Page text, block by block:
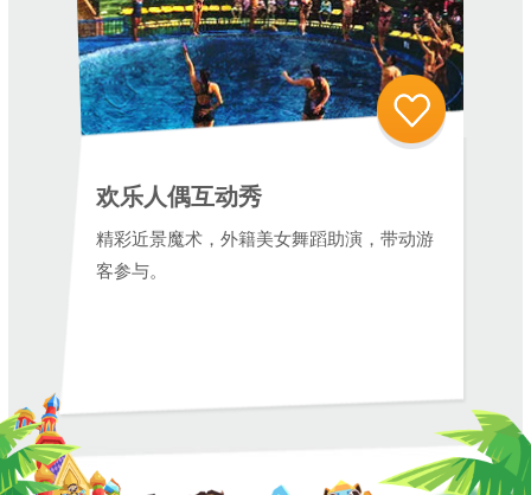
欢乐人偶互动秀
精彩近景魔术，外籍美女舞蹈助演，带动游
客参与。